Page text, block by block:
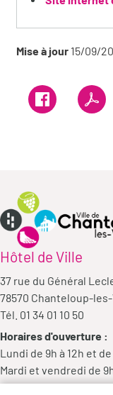
Mise à jour 15/09/
Hôtel de Ville
37 rue du Général
78570 Chanteloup-
Tél. 01 34 01 10 50
Horaires d'ouverture :
Lundi de 9h à 12h et de
Mardi et vendredi de
Mercredi de 9h à 12h et